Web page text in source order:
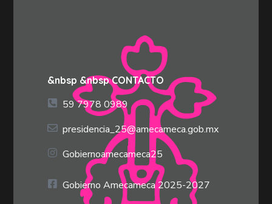
&nbsp &nbsp CONTACTO
59 7978 0989
presidencia_25@amecameca.gob.mx
Gobiernoamecameca25
Gobierno Amecameca 2025-2027